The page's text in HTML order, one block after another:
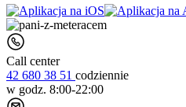
Call center
42 680 38 51 codziennie
w godz. 8:00-22:00